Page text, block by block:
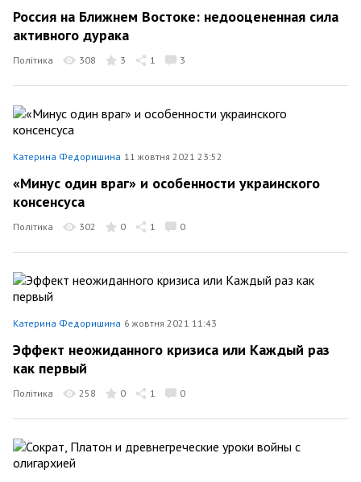
Россия на Ближнем Востоке: недооцененная сила
активного дурака
Політика 308 3 1 3
Катерина Федоришина 11 жовтня 2021 23:52
«Минус один враг» и особенности украинского
консенсуса
Політика 302 0 1 0
Катерина Федоришина 6 жовтня 2021 11:43
Эффект неожиданного кризиса или Каждый раз
как первый
Політика 258 0 1 0